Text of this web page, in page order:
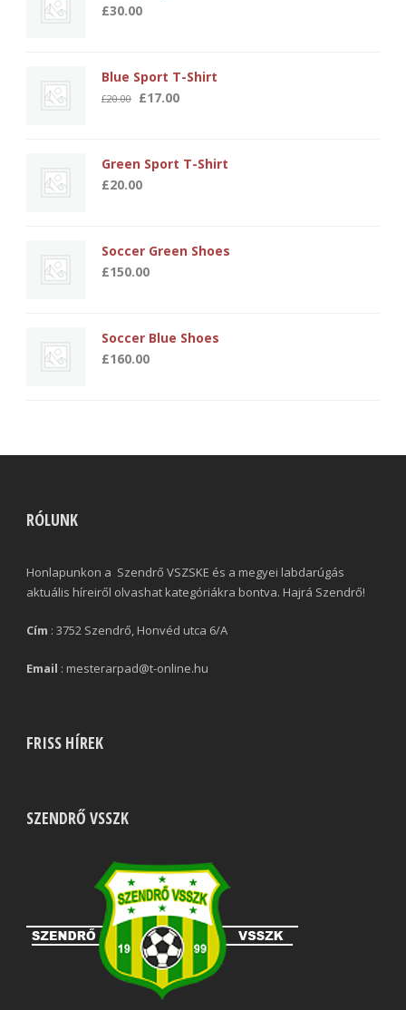
£30.00
Blue Sport T-Shirt
£20.00 Original
£20.00.
£17.00Current
£17.00.
Green Sport T-Shirt
£20.00
Soccer Green Shoes
£150.00
Soccer Blue Shoes
£160.00
RÓLUNK
Honlapunkon a Szendrő VSZSKE és a megyei labdarúgás
aktuális híreiről olvashat kategóriákra bontva. Hajrá Szendrő!
Cím : 3752 Szendrő, Honvéd utca 6/A
Email : mesterarpad@t-online.hu
FRISS HÍREK
SZENDRŐ VSSZK